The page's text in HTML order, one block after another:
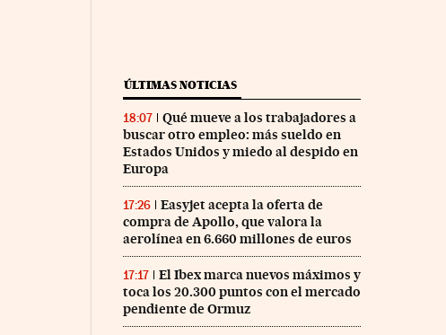
ÚLTIMAS NOTICIAS
18:07
Qué mueve a los trabajadores a
buscar otro empleo: más sueldo en
Estados Unidos y miedo al despido en
Europa
17:26
Easyjet acepta la oferta de
compra de Apollo, que valora la
aerolínea en 6.660 millones de euros
17:17
El Ibex marca nuevos máximos y
toca los 20.300 puntos con el mercado
pendiente de Ormuz